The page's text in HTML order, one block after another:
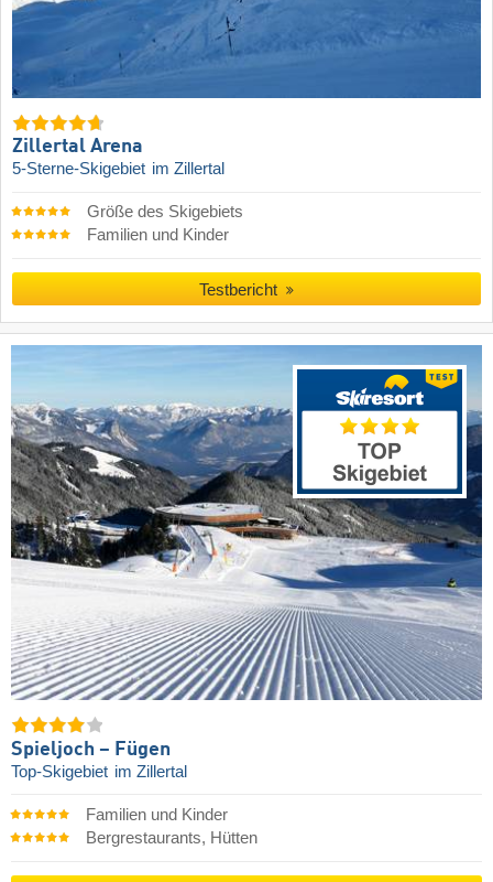
Zillertal Arena
5-Sterne-Skigebiet im Zillertal
Größe des Skigebiets
Familien und Kinder
Testbericht
Spieljoch – Fügen
Top-Skigebiet im Zillertal
Familien und Kinder
Bergrestaurants, Hütten